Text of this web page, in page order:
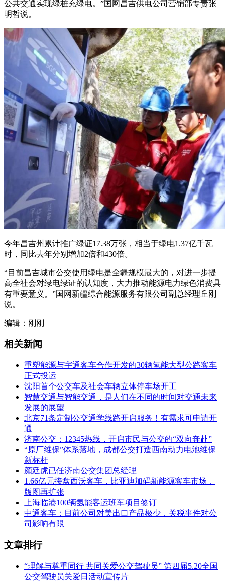
公共交通实现绿桩充绿电。”国网昌吉供电公司营销部专责张
明哲说。
今年昌吉州累计推广绿证17.38万张，相当于绿电1.37亿千瓦
时，同比去年分别增加2倍和430倍。
“目前昌吉城市公交使用绿电是全疆规模最大的，对进一步提
高全社会对绿电绿证的认知度，大力推动能源电力绿色消费具
有重要意义。”国网新疆综合能源服务有限公司副总经理丘刚
说。
编辑：刚刚
相关新闻
重塑能源与宇通客车合作开发的30辆氢能大型公路客车
正式投运
沈阳首个公交车及社会车辆立体停车场开工
智慧交通与智能交通，是人们在不同的时间对交通未来
发展的展望
北京71条定制公交通学线路开启服务！有需求可申请开
通
济南公交：12345热线，开启市民与公交的“双向奔赴”
“原厂维保”体系落地，成都公交打造西南动力电池维保
新标杆
颜廷虎已任济南公交集团总经理
1.66亿元接盘西沃客车，比亚迪加码新能源客车市场，
版图再扩张
上海临港100辆氢能客运班车项目签订
中通客车：目前公司对美出口产品极少，关税事件对公
司影响有限
文章排行
“理解与尊重同行 共同关爱公交驾驶员” 第四届5.20全国
公交驾驶员关爱日活动宣传片